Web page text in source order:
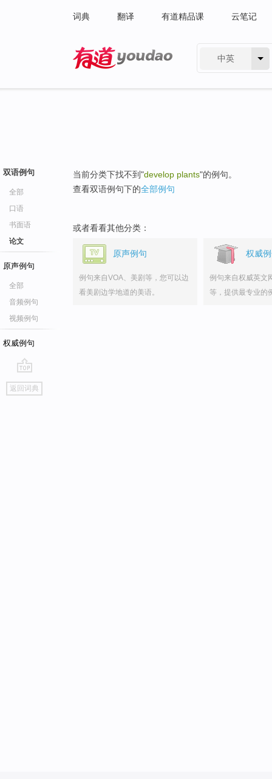
词典 翻译 有道精品课 云笔记
中英
双语例句
全部
口语
书面语
论文
原声例句
全部
音频例句
视频例句
权威例句
go
top
返回词典
当前分类下找不到"develop plants"的例句。
查看双语例句下的全部例句
或者看看其他分类：
原声例句
例句来自VOA、美剧等，您可以边
看美剧边学地道的美语。
权威
例句来自权威英文
等，提供最专业的